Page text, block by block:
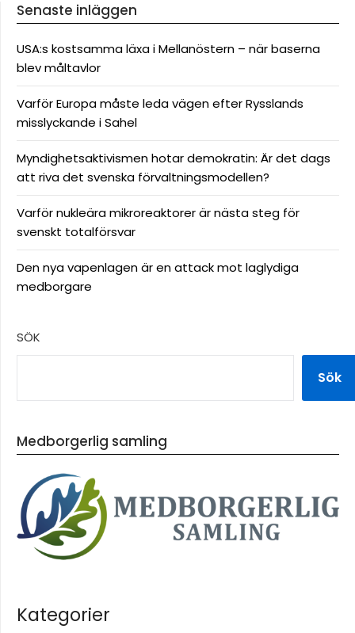
Senaste inläggen
USA:s kostsamma läxa i Mellanöstern – när baserna
blev måltavlor
Varför Europa måste leda vägen efter Rysslands
misslyckande i Sahel
Myndighetsaktivismen hotar demokratin: Är det dags
att riva det svenska förvaltningsmodellen?
Varför nukleära mikroreaktorer är nästa steg för
svenskt totalförsvar
Den nya vapenlagen är en attack mot laglydiga
medborgare
SÖK
Sök
Medborgerlig samling
Kategorier